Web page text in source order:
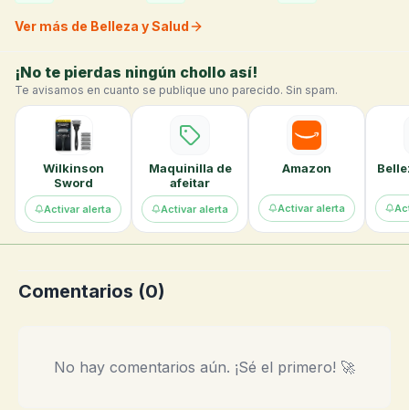
Ver más de Belleza y Salud
¡No te pierdas ningún chollo así!
Te avisamos en cuanto se publique uno parecido. Sin spam.
Wilkinson
Sword
Activar alerta
Maquinilla de
afeitar
Activar alerta
Amazon
Activar alerta
Comentarios (0)
No hay comentarios aún. ¡Sé el primero! 🚀